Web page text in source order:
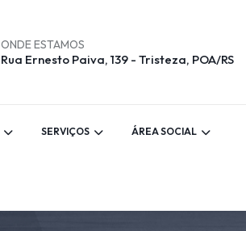
ONDE ESTAMOS
Rua Ernesto Paiva, 139 - Tristeza, POA/RS
SERVIÇOS ÁREA SOCIAL